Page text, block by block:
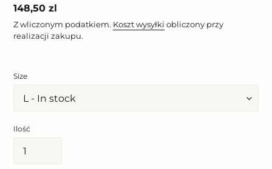
Cena
regularna
148,50 zl
Z wliczonym podatkiem. Koszt wysyłki obliczony przy
realizacji zakupu.
Size
Ilość